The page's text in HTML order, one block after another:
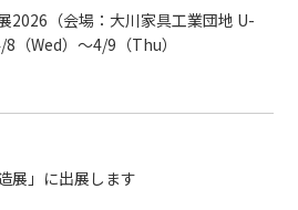
2026（会場：大川家具工業団地 U-
（Wed）〜4/9（Thu）
展」に出展します